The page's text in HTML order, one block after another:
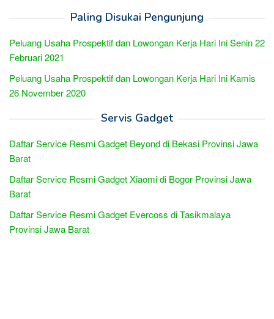
Paling Disukai Pengunjung
Peluang Usaha Prospektif dan Lowongan Kerja Hari Ini Senin 22
Februari 2021
Peluang Usaha Prospektif dan Lowongan Kerja Hari Ini Kamis
26 November 2020
Servis Gadget
Daftar Service Resmi Gadget Beyond di Bekasi Provinsi Jawa
Barat
Daftar Service Resmi Gadget Xiaomi di Bogor Provinsi Jawa
Barat
Daftar Service Resmi Gadget Evercoss di Tasikmalaya
Provinsi Jawa Barat